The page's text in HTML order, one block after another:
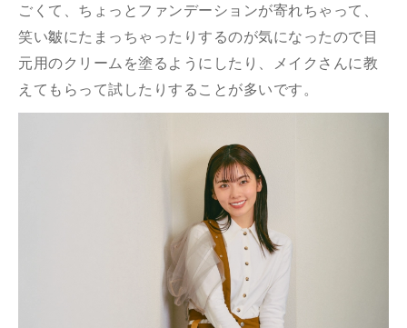
ごくて、ちょっとファンデーションが寄れちゃって、
笑い皺にたまっちゃったりするのが気になったので目
元用のクリームを塗るようにしたり、メイクさんに教
えてもらって試したりすることが多いです。